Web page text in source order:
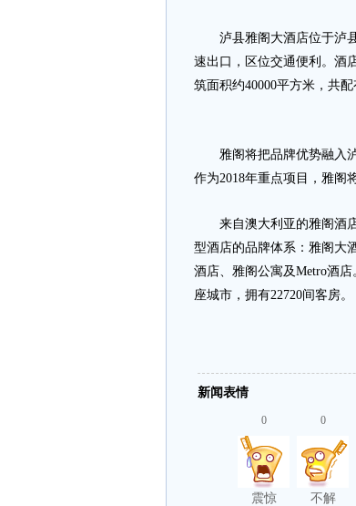
泸县雅阁大酒店位于泸县
速出口，区位交通便利。酒
筑面积约40000平方米，共
雅阁将把品牌优势融入泸
作为2018年重点项目，雅阁
来自澳大利亚的雅阁酒店
型酒店的品牌体系：雅阁大
酒店、雅阁公寓及Metro酒
座城市，拥有22720间客房。
新闻表情
0
震惊
0
不解